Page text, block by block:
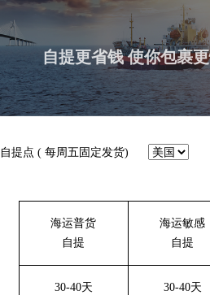
自提更省钱 使你包裹
自提点 ( 每周五固定发货)
海运普货
自提
海运敏感
自提
30-40天 30-40天